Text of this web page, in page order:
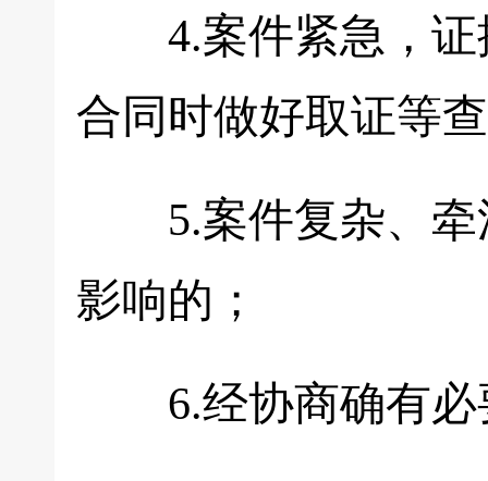
4.案件紧急，证
合同时做好取证等
5.案件复杂、牵
影响的；
6.经协商确有必